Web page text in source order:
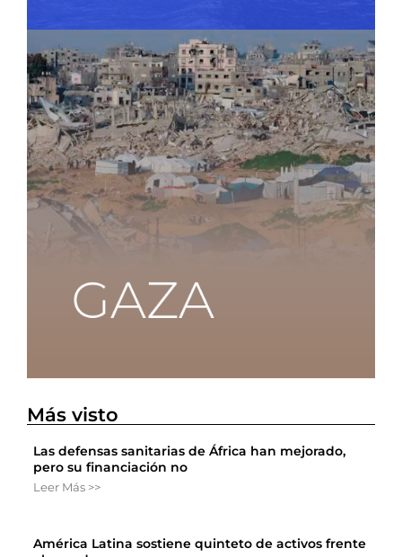
Más visto
Las defensas sanitarias de África han mejorado,
pero su financiación no
Leer Más >>
América Latina sostiene quinteto de activos frente